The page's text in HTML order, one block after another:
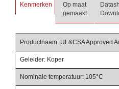
Kenmerken
Op maat
gemaakt
Productnaam: UL&CSA Approved
Geleider: Koper
Nominale temperatuur: 105°C